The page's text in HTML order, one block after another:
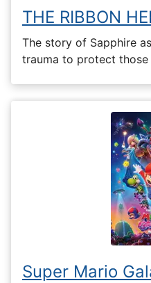
THE RIBBON
The story of Sapphire
trauma to protect those
Super Mario